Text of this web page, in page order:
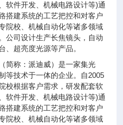
软件开发、机械电路设计等)通
搭建系统的工艺把控和对客户
院校、机械自动化等诸多领域
公司设计生产长焦镜头，自动
、超亮度光源等产品。
简称：派迪威）是一家集光
等技术于一体的企业。自2005
校根据客户需求，研发配套软
软件开发、机械电路设计等)通
搭建系统的工艺把控和对客户
院校、机械自动化等诸多领域